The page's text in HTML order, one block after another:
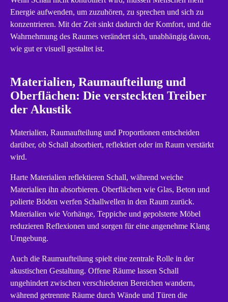
Energie aufwenden, um zuzuhören, zu sprechen und sich zu
konzentrieren. Mit der Zeit sinkt dadurch der Komfort, und die
Wahrnehmung des Raumes verändert sich, unabhängig davon,
wie gut er visuell gestaltet ist.
Materialien, Raumaufteilung und
Oberflächen: Die versteckten Treiber
der Akustik
Materialien, Raumaufteilung und Proportionen entscheiden
darüber, ob Schall absorbiert, reflektiert oder im Raum verstärkt
wird.
Harte Materialien reflektieren Schall, während weiche
Materialien ihn absorbieren. Oberflächen wie Glas, Beton und
polierte Böden werfen Schallwellen in den Raum zurück.
Materialien wie Vorhänge, Teppiche und gepolsterte Möbel
reduzieren Reflexionen und sorgen für eine angenehme Klang
Umgebung.
Auch die Raumaufteilung spielt eine zentrale Rolle in der
akustischen Gestaltung. Offene Räume lassen Schall
ungehindert zwischen verschiedenen Bereichen wandern,
während getrennte Räume durch Wände und Türen die